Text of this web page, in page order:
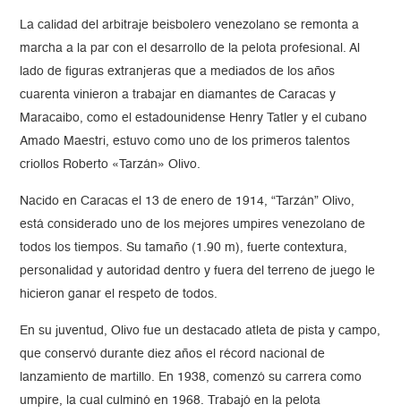
La calidad del arbitraje beisbolero venezolano se remonta a
marcha a la par con el desarrollo de la pelota profesional. Al
lado de figuras extranjeras que a mediados de los años
cuarenta vinieron a trabajar en diamantes de Caracas y
Maracaibo, como el estadounidense Henry Tatler y el cubano
Amado Maestri, estuvo como uno de los primeros talentos
criollos Roberto «Tarzán» Olivo.
Nacido en Caracas el 13 de enero de 1914, “Tarzán” Olivo,
está considerado uno de los mejores umpires venezolano de
todos los tiempos. Su tamaño (1.90 m), fuerte contextura,
personalidad y autoridad dentro y fuera del terreno de juego le
hicieron ganar el respeto de todos.
En su juventud, Olivo fue un destacado atleta de pista y campo,
que conservó durante diez años el récord nacional de
lanzamiento de martillo. En 1938, comenzó su carrera como
umpire, la cual culminó en 1968. Trabajó en la pelota